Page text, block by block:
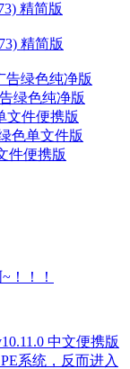
精简版
精简版
告绿色纯净版
绿色纯净版
文件便携版
色单文件版
件便携版
！！！
中文便携版
系统，反而进入